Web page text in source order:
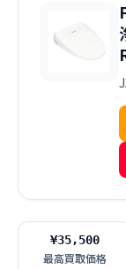
¥35,500
最高買取価格